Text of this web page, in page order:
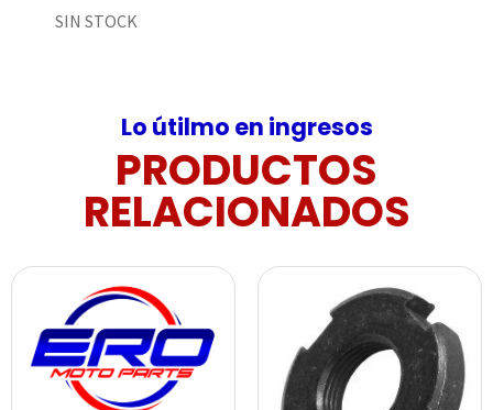
SIN STOCK
Lo útilmo en ingresos
PRODUCTOS
RELACIONADOS